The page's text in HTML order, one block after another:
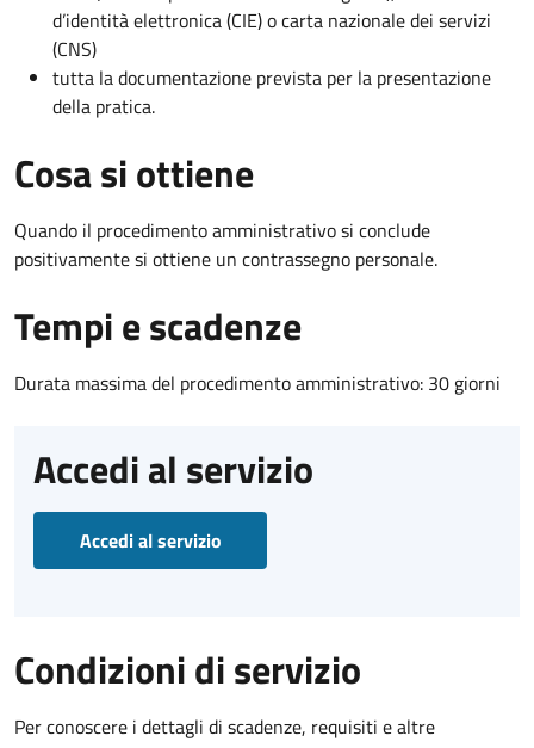
d’identità elettronica (CIE) o carta nazionale dei servizi
(CNS)
tutta la documentazione prevista per la presentazione
della pratica.
Cosa si ottiene
Quando il procedimento amministrativo si conclude
positivamente si ottiene un contrassegno personale.
Tempi e scadenze
Durata massima del procedimento amministrativo: 30 giorni
Accedi al servizio
Accedi al servizio
Condizioni di servizio
Per conoscere i dettagli di scadenze, requisiti e altre